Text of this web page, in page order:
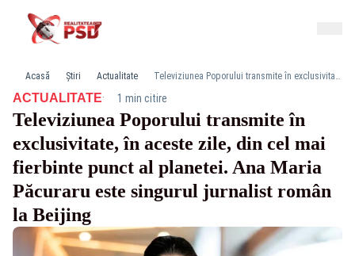
Acasă Știri Actualitate Televiziunea Poporului transmite în exclusivitate, în aceste zile, din cel mai fierbinte punct al planetei. Ana Maria Păcuraru este singurul jurnalist român la Beijing
ACTUALITATE· 1 min citire
Televiziunea Poporului transmite în
exclusivitate, în aceste zile, din cel mai
fierbinte punct al planetei. Ana Maria
Păcuraru este singurul jurnalist român
la Beijing